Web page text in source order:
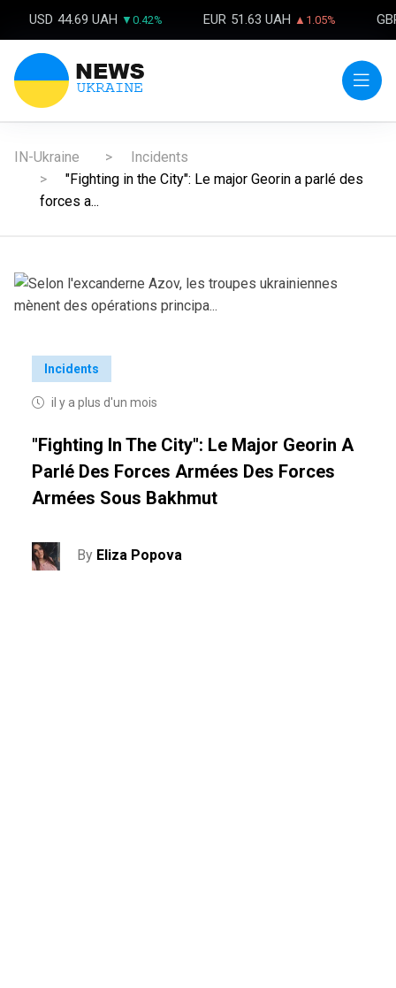
USD 44.69 UAH ▼0.42% EUR 51.63 UAH ▲1.05%
IN-Ukraine
Incidents
"Fighting in the City": Le major Georin a parlé des
forces a...
Incidents
il y a plus d'un mois
"Fighting In The City": Le Major Georin A
Parlé Des Forces Armées Des Forces
Armées Sous Bakhmut
By Eliza Popova